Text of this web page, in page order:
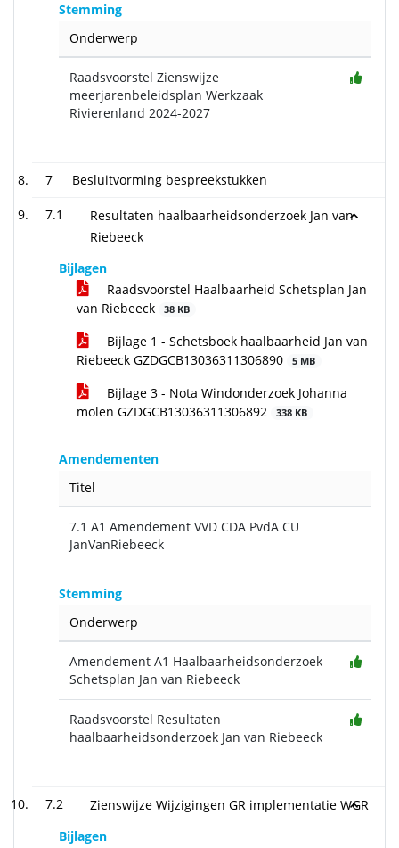
Stemming
Onderwerp
Raadsvoorstel Zienswijze
meerjarenbeleidsplan Werkzaak
Rivierenland 2024-2027
7 Besluitvorming bespreekstukken
7.1
Resultaten haalbaarheidsonderzoek Jan van
Riebeeck
Bijlagen
Raadsvoorstel Haalbaarheid Schetsplan Jan
van Riebeeck
38 KB
Bijlage 1 - Schetsboek haalbaarheid Jan van
Riebeeck GZDGCB13036311306890
5 MB
Bijlage 3 - Nota Windonderzoek Johanna
molen GZDGCB13036311306892
338 KB
Amendementen
Titel
7.1 A1 Amendement VVD CDA PvdA CU
JanVanRiebeeck
Stemming
Onderwerp
Amendement A1 Haalbaarheidsonderzoek
Schetsplan Jan van Riebeeck
Raadsvoorstel Resultaten
haalbaarheidsonderzoek Jan van Riebeeck
7.2
Zienswijze Wijzigingen GR implementatie WGR
Bijlagen